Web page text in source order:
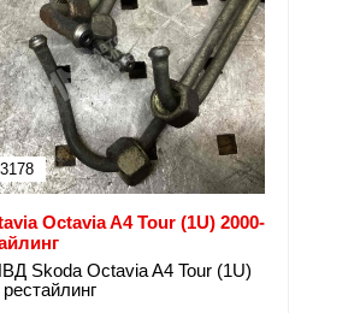
Octavia A4 Tour (1U) 2000-
Skoda Octavia A4 Tour (1U)